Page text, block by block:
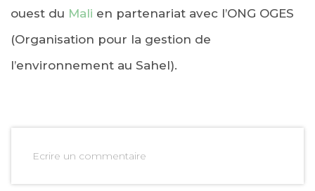
ouest du Mali en partenariat avec l’ONG OGES
(Organisation pour la gestion de
l’environnement au Sahel).
Ecrire un commentaire